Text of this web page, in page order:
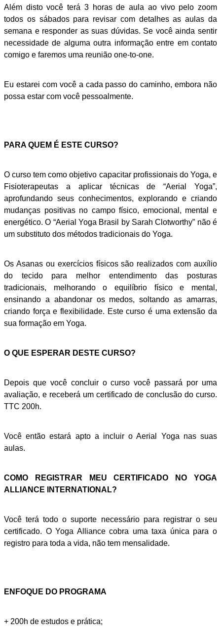
Além disto você terá 3 horas de aula ao vivo pelo zoom
todos os sábados para revisar com detalhes as aulas da
semana e responder as suas dúvidas. Se você ainda sentir
necessidade de alguma outra informação entre em contato
comigo e faremos uma reunião one-to-one.
Eu estarei com você a cada passo do caminho, embora não
possa estar com você pessoalmente.
PARA QUEM É ESTE CURSO?
O curso tem como objetivo capacitar profissionais do Yoga, e
Fisioterapeutas a aplicar técnicas de “Aerial Yoga”,
aprofundando seus conhecimentos, explorando e criando
mudanças positivas no campo físico, emocional, mental e
energético. O “Aerial Yoga Brasil by Sarah Clotworthy” não é
um substituto dos métodos tradicionais do Yoga.
Os Asanas ou exercícios físicos são realizados com auxílio
do tecido para melhor entendimento das posturas
tradicionais, melhorando o equilíbrio físico e mental,
ensinando a abandonar os medos, soltando as amarras,
criando força e flexibilidade. Este curso é uma extensão da
sua formação em Yoga.
O QUE ESPERAR DESTE CURSO?
Depois que você concluir o curso você passará por uma
avaliação, e receberá um certificado de conclusão do curso.
TTC 200h.
Você então estará apto a incluir o Aerial Yoga nas suas
aulas.
COMO REGISTRAR MEU CERTIFICADO NO YOGA
ALLIANCE INTERNATIONAL?
Você terá todo o suporte necessário para registrar o seu
certificado. O Yoga Alliance cobra uma taxa única para o
registro para toda a vida, não tem mensalidade.
ENFOQUE DO PROGRAMA
+ 200h de estudos e prática;